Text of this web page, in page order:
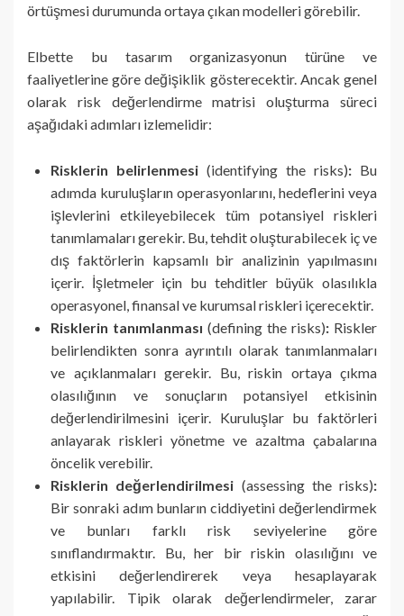
örtüşmesi durumunda ortaya çıkan modelleri görebilir.
Elbette bu tasarım organizasyonun türüne ve
faaliyetlerine göre değişiklik gösterecektir. Ancak genel
olarak risk değerlendirme matrisi oluşturma süreci
aşağıdaki adımları izlemelidir:
Risklerin belirlenmesi (identifying the risks): Bu
adımda kuruluşların operasyonlarını, hedeflerini veya
işlevlerini etkileyebilecek tüm potansiyel riskleri
tanımlamaları gerekir. Bu, tehdit oluşturabilecek iç ve
dış faktörlerin kapsamlı bir analizinin yapılmasını
içerir. İşletmeler için bu tehditler büyük olasılıkla
operasyonel, finansal ve kurumsal riskleri içerecektir.
Risklerin tanımlanması (defining the risks): Riskler
belirlendikten sonra ayrıntılı olarak tanımlanmaları
ve açıklanmaları gerekir. Bu, riskin ortaya çıkma
olasılığının ve sonuçların potansiyel etkisinin
değerlendirilmesini içerir. Kuruluşlar bu faktörleri
anlayarak riskleri yönetme ve azaltma çabalarına
öncelik verebilir.
Risklerin değerlendirilmesi (assessing the risks):
Bir sonraki adım bunların ciddiyetini değerlendirmek
ve bunları farklı risk seviyelerine göre
sınıflandırmaktır. Bu, her bir riskin olasılığını ve
etkisini değerlendirerek veya hesaplayarak
yapılabilir. Tipik olarak değerlendirmeler, zarar